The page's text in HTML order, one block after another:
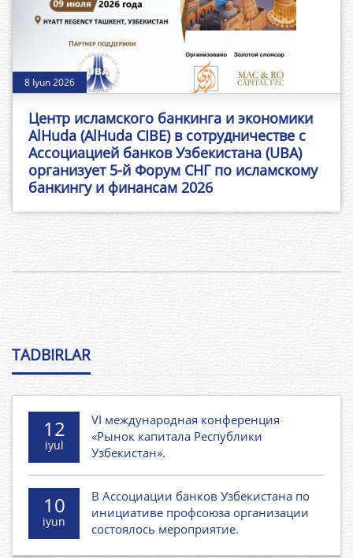
8 Iyun 2026
Центр исламского банкинга и экономики
AlHuda (AlHuda CIBE) в сотрудничестве с
Ассоциацией банков Узбекистана (UBA)
организует 5-й Форум СНГ по исламскому
банкингу и финансам 2026
TADBIRLAR
12
iyul
VI международная конференция
«Рынок капитала Республики
Узбекистан».
10
iyun
В Ассоциации банков Узбекистана по
инициативе профсоюза организации
состоялось мероприятие.